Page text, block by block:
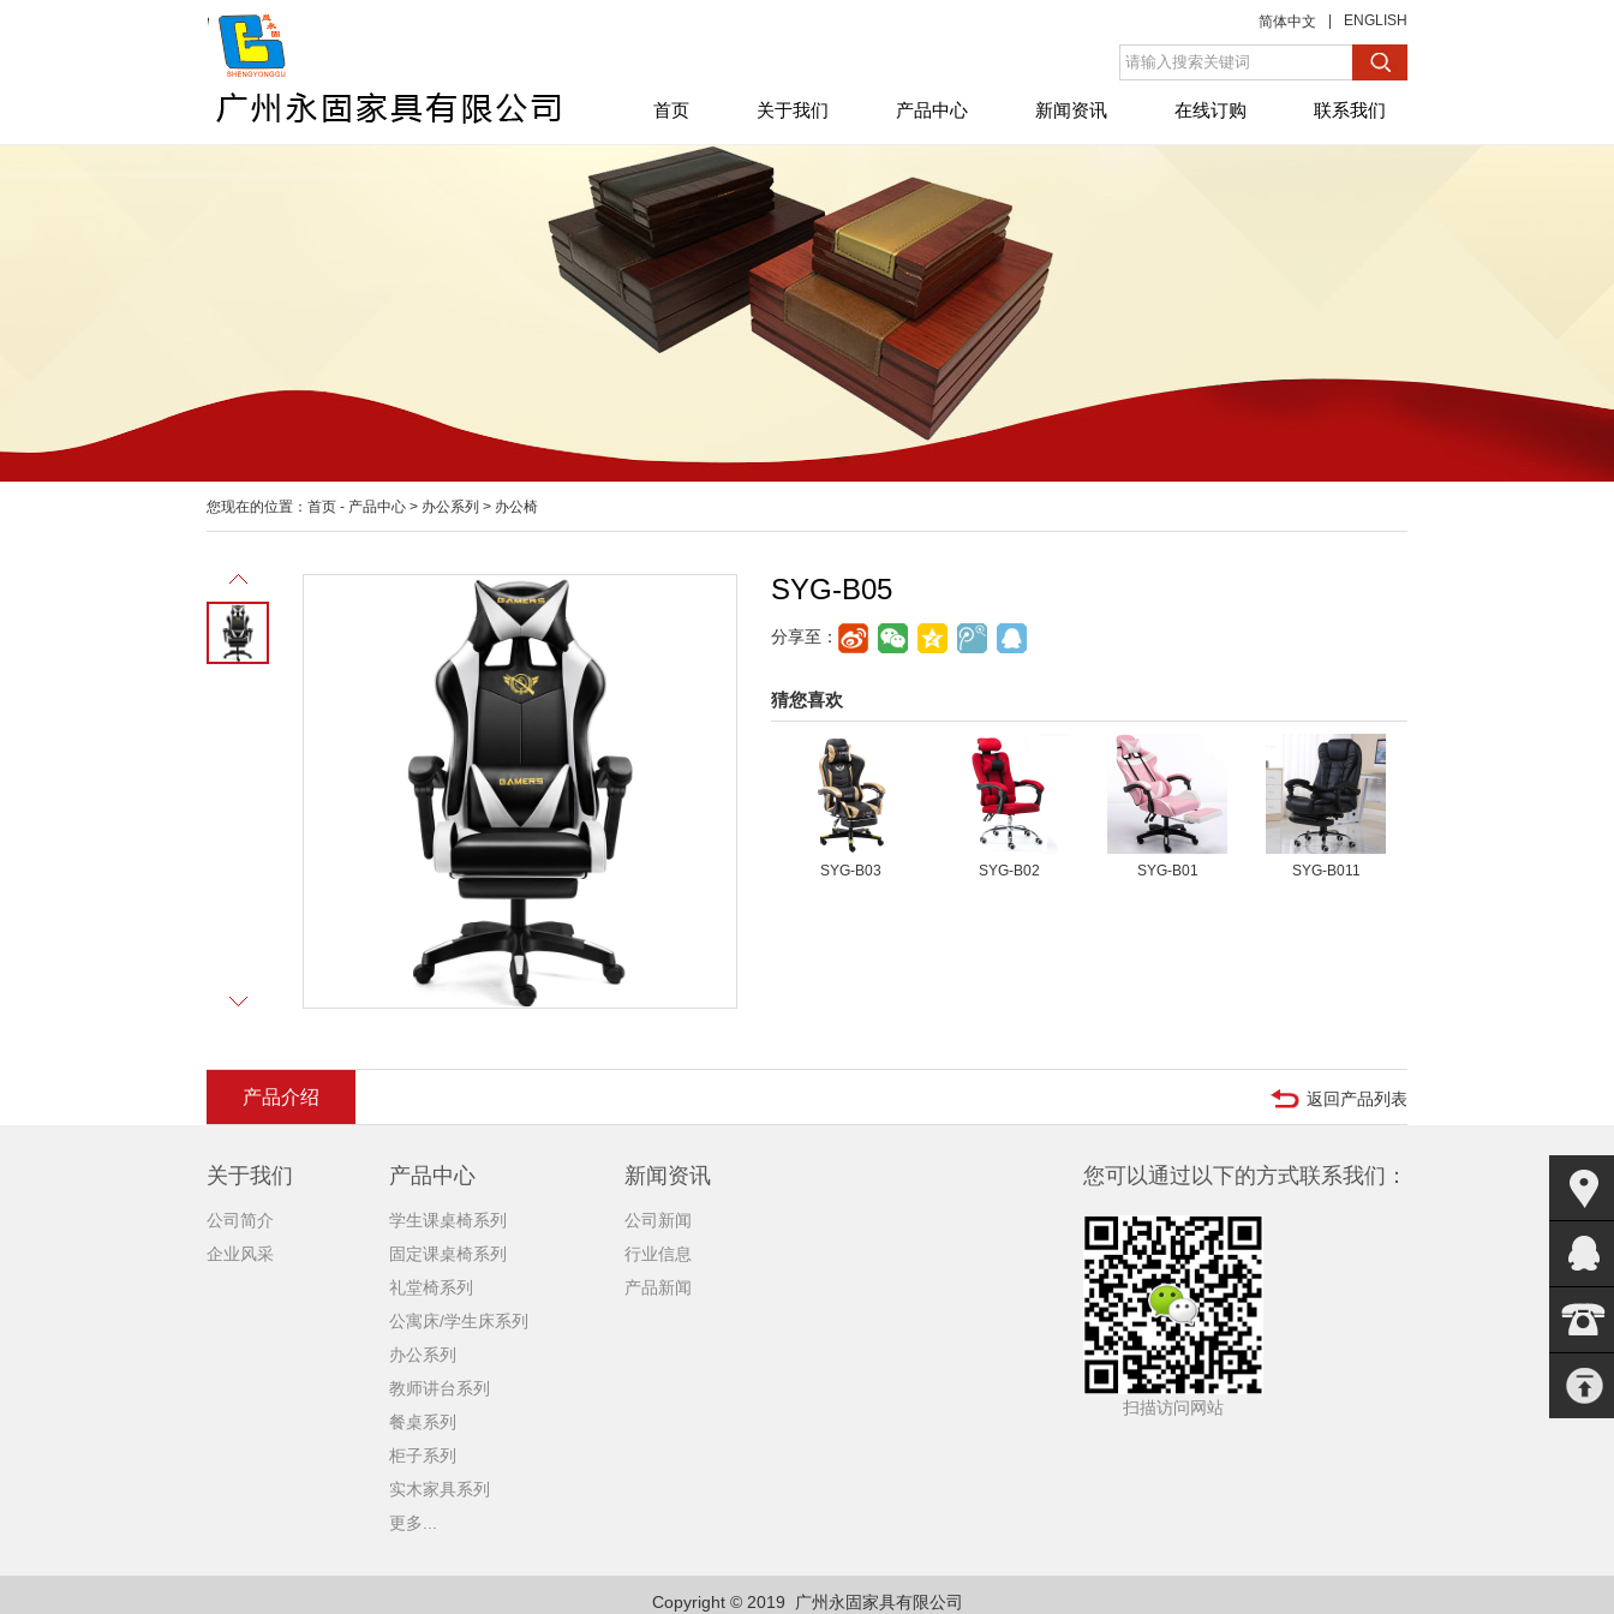
简体中文 ENGLISH
首页 关于我们 产品中心 新闻资讯 在线订购 联系我们
您现在的位置： 首页 - 产品中心 > 办公系列 > 办公椅
SYG-B05
分享至：
猜您喜欢
SYG-B03 SYG-B02 SYG-B01 SYG-B011
返回产品列表
产品介绍
关于我们
公司简介
企业风采
产品中心
学生课桌椅系列
固定课桌椅系列
礼堂椅系列
公寓床/学生床系列
办公系列
教师讲台系列
餐桌系列
柜子系列
实木家具系列
更多...
新闻资讯
公司新闻
行业信息
产品新闻
您可以通过以下的方式联系我们：
扫描访问网站
Copyright © 2019 广州永固家具有限公司